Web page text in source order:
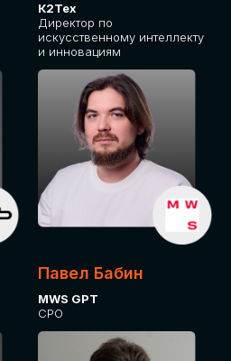
К2Тех
Директор по
искусственному интеллекту
и инновациям
Павел Бабин
MWS GPT
CPO